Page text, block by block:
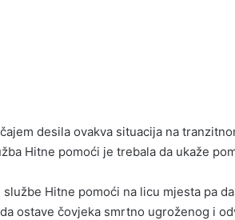
desila ovakva situacija na
Hitne pomoći je trebala da ukaže
Hitne pomoći na licu mjesta pa
ostave čovjeka smrtno ugroženog i